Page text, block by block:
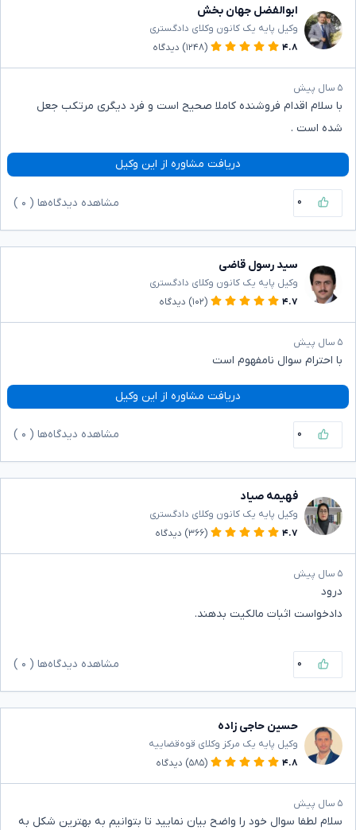
ابوالفضل جهان بخش
وکیل پایه یک کانون وکلای دادگستری
۴.۸
(۱۲۴۸) دیدگاه
۵ سال پیش
با سلام اقدام فروشنده کاملا صحیح است و فرد دیگری مرتکب جعل
شده است .
دریافت مشاوره از این وکیل
۰ مشاهده دیدگاه‌ها ( ۰
سید رسول قاضی
وکیل پایه یک کانون وکلای دادگستری
۴.۷
(۱۰۲) دیدگاه
۵ سال پیش
با احترام سوال نامفهوم است
دریافت مشاوره از این وکیل
۰ مشاهده دیدگاه‌ها ( ۰
فهیمه صیاد
وکیل پایه یک کانون وکلای دادگستری
۴.۷
(۳۶۶) دیدگاه
۵ سال پیش
درود
دادخواست اثبات مالکیت بدهند.
۰ مشاهده دیدگاه‌ها ( ۰
حسین حاجی زاده
وکیل پایه یک مرکز وکلای قوه‌قضاییه
۴.۸
(۵۸۵) دیدگاه
۵ سال پیش
سلام لطفا سوال خود را واضح بیان نمایید تا بتوانیم به بهترین شکل به